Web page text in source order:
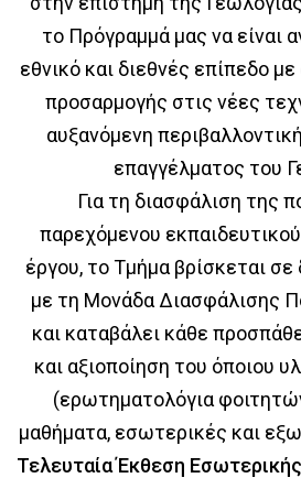
το Πρόγραμμά μας να είναι
εθνικό και διεθνές επίπεδο
προσαρμογής στις νέες
αυξανόμενη
επαγγέλματος του
Για τη διασφάλιση της
παρεχόμενου
έργου, το Τμήμα βρίσκεται σε
με τη Μονάδα Διασφάλισης
και καταβάλει κάθε
και αξιοποίηση του όποιου
(ερωτηματολόγια
μαθήματα, εσωτερικές και
Τελευταία Έκθεση